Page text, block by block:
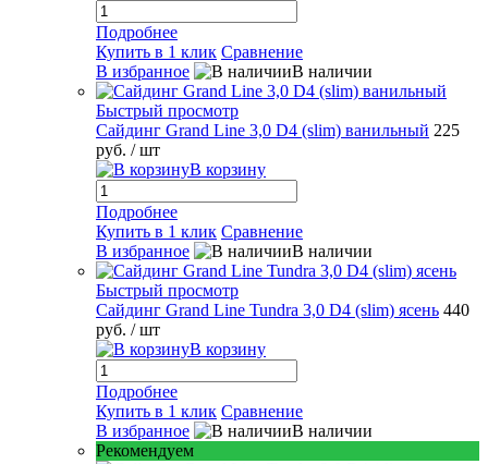
Подробнее
Купить в 1 клик Сравнение
В избранное
В наличии
Быстрый просмотр
Сайдинг Grand Line 3,0 D4 (slim) ванильный 225
руб. / шт
В корзину
Подробнее
Купить в 1 клик Сравнение
В избранное
В наличии
Быстрый просмотр
Сайдинг Grand Line Tundra 3,0 D4 (slim) ясень 440
руб. / шт
В корзину
Подробнее
Купить в 1 клик Сравнение
В избранное
В наличии
Рекомендуем